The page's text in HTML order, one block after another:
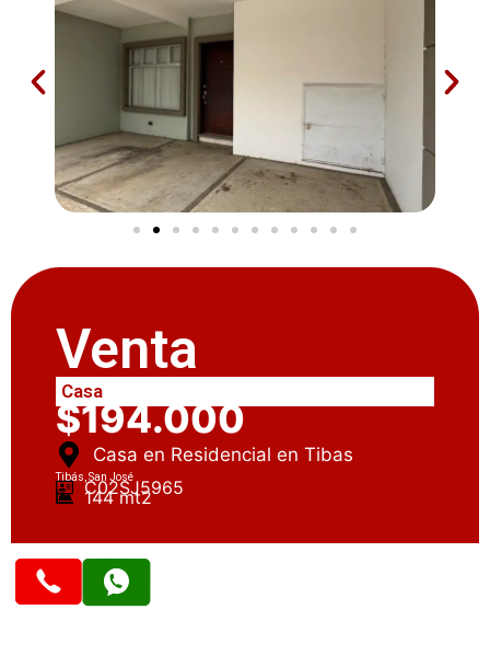
Venta
Casa
$194.000
Casa en Residencial en Tibas
Tibás, San José
C02SJ5965
144 mt2